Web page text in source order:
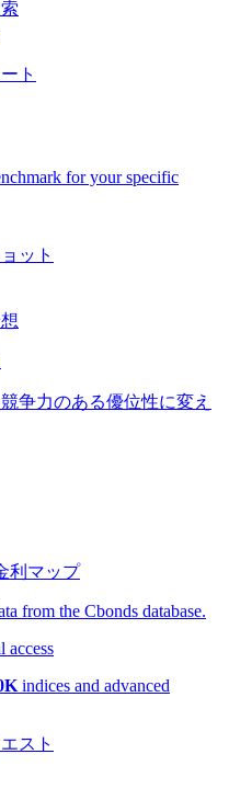
ト
for your specific
ット
争力のある優位性に変え
利マップ
from the Cbonds database.
access
indices and advanced
スト